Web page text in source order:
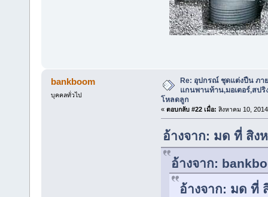
bankboom
บุคคลทั่วไป
Re: อุปกรณ์ ชุดแต่งปืน ภา
แกนพานท้าน,มอเตอร์,สปริ
โหลดลูก
« ตอบกลับ #22 เมื่อ: สิงหาคม 10,
อ้างจาก: มด ที่ สิง
อ้างจาก:
อ้างจาก: มด ที่